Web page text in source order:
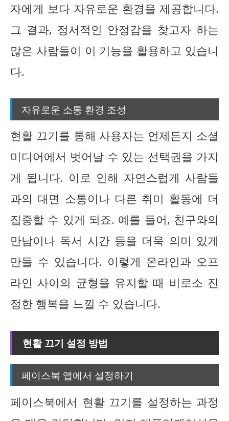
자에게 보다 자유로운 환경을 제공합니다.
그 결과, 정서적인 안정감을 찾고자 하는
많은 사람들이 이 기능을 활용하고 있습니
다.
자유로운 소통 환경 조성
현활 끄기를 통해 사용자는 언제든지 소셜
미디어에서 벗어날 수 있는 선택권을 가지
게 됩니다. 이로 인해 자연스럽게 사람들
과의 대면 소통이나 다른 취미 활동에 더
집중할 수 있게 되죠. 예를 들어, 친구와의
만남이나 독서 시간 등을 더욱 의미 있게
만들 수 있습니다. 이렇게 온라인과 오프
라인 사이의 균형을 유지할 때 비로소 진
정한 행복을 느낄 수 있습니다.
현활 끄기 설정 방법
페이스북 앱에서 설정하기
페이스북에서 현활 끄기를 설정하는 과정